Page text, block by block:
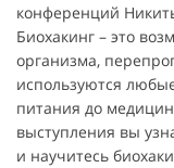
конференций
Биохакинг – это
организма,
используются
питания до
выступления вы
и научитесь